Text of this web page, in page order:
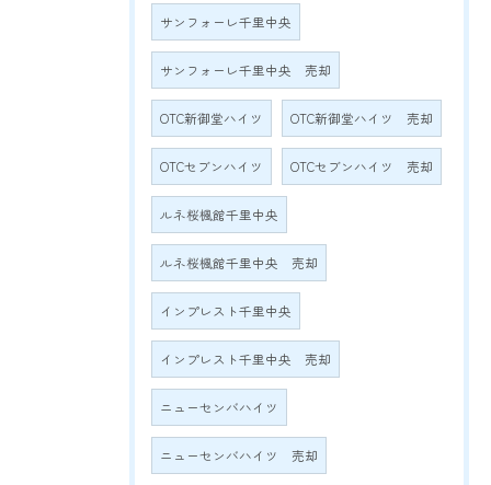
サンフォーレ千里中央
サンフォーレ千里中央 売却
OTC新御堂ハイツ OTC新御堂ハイツ 売却
OTCセブンハイツ OTCセブンハイツ 売却
ルネ桜楓館千里中央
ルネ桜楓館千里中央 売却
インプレスト千里中央
インプレスト千里中央 売却
ニューセンバハイツ
ニューセンバハイツ 売却